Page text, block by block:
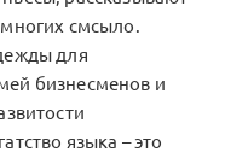
смсыло.
для
бизнесменов и
языка – это